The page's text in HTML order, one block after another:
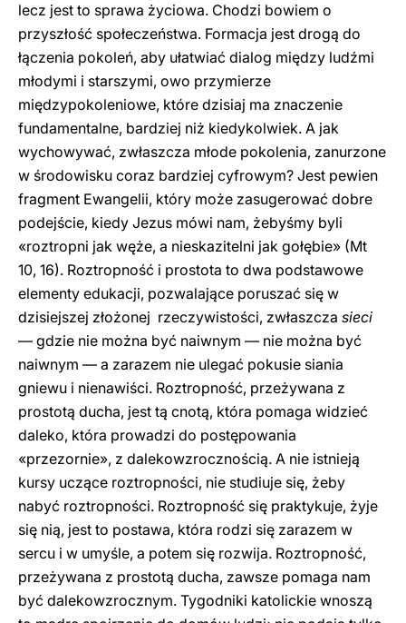
lecz jest to sprawa życiowa. Chodzi bowiem o
przyszłość społeczeństwa. Formacja jest drogą do
łączenia pokoleń, aby ułatwiać dialog między ludźmi
młodymi i starszymi, owo przymierze
międzypokoleniowe, które dzisiaj ma znaczenie
fundamentalne, bardziej niż kiedykolwiek. A jak
wychowywać, zwłaszcza młode pokolenia, zanurzone
w środowisku coraz bardziej cyfrowym? Jest pewien
fragment Ewangelii, który może zasugerować dobre
podejście, kiedy Jezus mówi nam, żebyśmy byli
«roztropni jak węże, a nieskazitelni jak gołębie» (Mt
10, 16). Roztropność i prostota to dwa podstawowe
elementy edukacji, pozwalające poruszać się w
dzisiejszej złożonej rzeczywistości, zwłaszcza sieci
— gdzie nie można być naiwnym — nie można być
naiwnym — a zarazem nie ulegać pokusie siania
gniewu i nienawiści. Roztropność, przeżywana z
prostotą ducha, jest tą cnotą, która pomaga widzieć
daleko, która prowadzi do postępowania
«przezornie», z dalekowzrocznością. A nie istnieją
kursy uczące roztropności, nie studiuje się, żeby
nabyć roztropności. Roztropność się praktykuje, żyje
się nią, jest to postawa, która rodzi się zarazem w
sercu i w umyśle, a potem się rozwija. Roztropność,
przeżywana z prostotą ducha, zawsze pomaga nam
być dalekowzrocznym. Tygodniki katolickie wnoszą